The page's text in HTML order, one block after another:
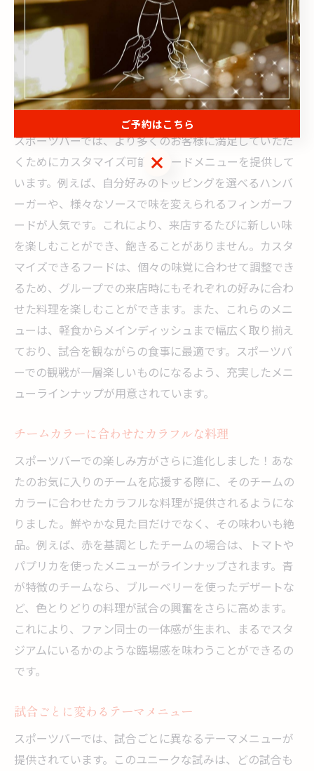
は大画面モニターが配置されており、どの席からでも試
合のハイライトを楽しめる設計になっています。ファン
同士の絆が深まり、試合の興奮を共有できること間違い
なしです。
カスタマイズ可能なフードで満足度アップ
スポーツバーでは、より多くのお客様に満足していただ
くためにカスタマイズ可能なフードメニューを提供して
います。例えば、自分好みのトッピングを選べるハンバ
ーガーや、様々なソースで味を変えられるフィンガーフ
ードが人気です。これにより、来店するたびに新しい味
を楽しむことができ、飽きることがありません。カスタ
マイズできるフードは、個々の味覚に合わせて調整でき
るため、グループでの来店時にもそれぞれの好みに合わ
せた料理を楽しむことができます。また、これらのメニ
ューは、軽食からメインディッシュまで幅広く取り揃え
ており、試合を観ながらの食事に最適です。スポーツバ
ーでの観戦が一層楽しいものになるよう、充実したメニ
ューラインナップが用意されています。
チームカラーに合わせたカラフルな料理
スポーツバーでの楽しみ方がさらに進化しました！あな
たのお気に入りのチームを応援する際に、そのチームの
カラーに合わせたカラフルな料理が提供されるようにな
りました。鮮やかな見た目だけでなく、その味わいも絶
品。例えば、赤を基調としたチームの場合は、トマトや
パプリカを使ったメニューがラインナップされます。青
が特徴のチームなら、ブルーベリーを使ったデザートな
ど、色とりどりの料理が試合の興奮をさらに高めます。
これにより、ファン同士の一体感が生まれ、まるでスタ
ジアムにいるかのような臨場感を味わうことができるの
です。
試合ごとに変わるテーマメニュー
スポーツバーでは、試合ごとに異なるテーマメニューが
提供されています。このユニークな試みは、どの試合も
ご予約はこちら
ご予約はこちら